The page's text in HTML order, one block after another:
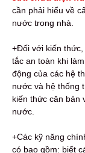
cần phải hiểu về
nước trong nhà.
+Đối với kiến
tắc an toàn khi
động của các hệ
nước và hệ thống
kiến thức căn bản
nước.
+Các kỹ năng
có bao gồm: biết